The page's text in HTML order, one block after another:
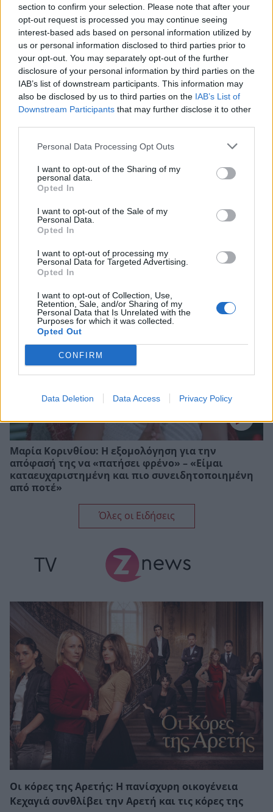
section to confirm your selection. Please note that after your
opt-out request is processed you may continue seeing
interest-based ads based on personal information utilized by
us or personal information disclosed to third parties prior to
your opt-out. You may separately opt-out of the further
disclosure of your personal information by third parties on the
IAB’s list of downstream participants. This information may
also be disclosed by us to third parties on the IAB’s List of
Downstream Participants that may further disclose it to other
Personal Data Processing Opt Outs
I want to opt-out of the Sharing of my
personal data.
Opted In
I want to opt-out of the Sale of my
Personal Data.
Opted In
I want to opt-out of processing my
Personal Data for Targeted Advertising.
Opted In
I want to opt-out of Collection, Use,
Retention, Sale, and/or Sharing of my
Personal Data that Is Unrelated with the
Purposes for which it was collected.
Opted Out
CONFIRM
Data Deletion Data Access Privacy Policy
Λάκης Γαβαλάς: Η ανάρτηση για τα 74α γενέθλιά
του – «Ευγνώμων για όλα τα συμβάντα της ζωής
μου»
Έλενα Τσαβαλιά: Νοσταλγεί τις διακοπές της στα
Κουφονήσια – «Από τότε έχω να πάω διακοπές»
Μαρία Κορινθίου: Η εξομολόγηση για την
απόφασή της να «πατήσει φρένο» – «Είμαι
καταευχαριστημένη και πιο συνειδητοποιημένη
από ποτέ»
Όλες οι Ειδήσεις
TV
Οι κόρες της Αρετής: Η πανίσχυρη οικογένεια
Κεχαγιά συνθλίβει την Αρετή και τις κόρες της